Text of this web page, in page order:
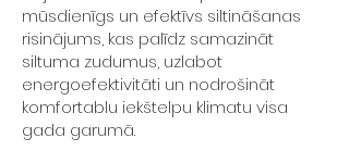
mūsdienīgs un efektīvs siltināšanas
risinājums, kas palīdz samazināt
siltuma zudumus, uzlabot
energoefektivitāti un nodrošināt
komfortablu iekštelpu klimatu visa
gada garumā.